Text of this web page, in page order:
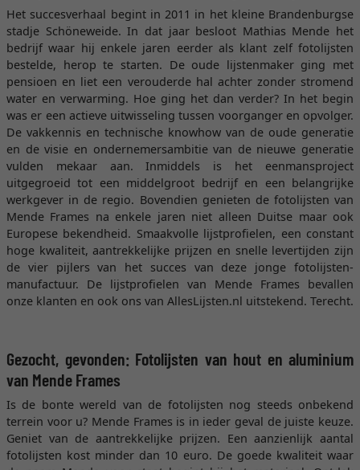
Het succesverhaal begint in 2011 in het kleine Brandenburgse
stadje Schöneweide. In dat jaar besloot Mathias Mende het
bedrijf waar hij enkele jaren eerder als klant zelf fotolijsten
bestelde, herop te starten. De oude lijstenmaker ging met
pensioen en liet een verouderde hal achter zonder stromend
water en verwarming. Hoe ging het dan verder? In het begin
was er een actieve uitwisseling tussen voorganger en opvolger.
De vakkennis en technische knowhow van de oude generatie
en de visie en ondernemersambitie van de nieuwe generatie
vulden mekaar aan. Inmiddels is het eenmansproject
uitgegroeid tot een middelgroot bedrijf en een belangrijke
werkgever in de regio. Bovendien genieten de fotolijsten van
Mende Frames na enkele jaren niet alleen Duitse maar ook
Europese bekendheid. Smaakvolle lijstprofielen, een constant
hoge kwaliteit, aantrekkelijke prijzen en snelle levertijden zijn
de vier pijlers van het succes van deze jonge fotolijsten-
manufactuur. De lijstprofielen van Mende Frames bevallen
onze klanten en ook ons van AllesLijsten.nl uitstekend. Terecht.
Gezocht, gevonden: Fotolijsten van hout en aluminium
van Mende Frames
Is de bonte wereld van de fotolijsten nog steeds onbekend
terrein voor u? Mende Frames is in ieder geval de juiste keuze.
Geniet van de aantrekkelijke prijzen. Een aanzienlijk aantal
fotolijsten kost minder dan 10 euro. De goede kwaliteit waar